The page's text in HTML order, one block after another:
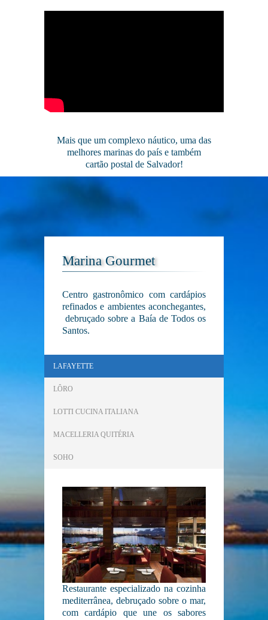
Mais que um complexo náutico, uma das
melhores marinas do país e também
cartão postal de Salvador!
Marina Gourmet
Centro gastronômico com cardápios
refinados e ambientes aconchegantes,
debruçado sobre a Baía de Todos os
Santos.
LAFAYETTE
LÔRO
LOTTI CUCINA ITALIANA
MACELLERIA QUITÉRIA
SOHO
Restaurante especializado na cozinha
mediterrânea, debruçado sobre o mar,
com cardápio que une os sabores